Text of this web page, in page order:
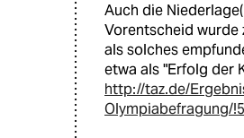
Auch die
Vorentscheid wurde
als solches
etwa als "Erfolg der
http://taz.de/
Olympiabefragung/